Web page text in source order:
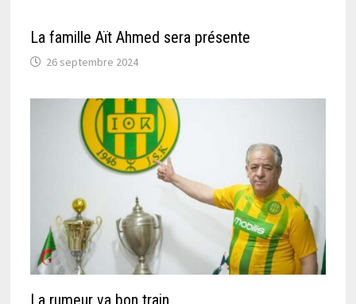
La famille Aït Ahmed sera présente
26 septembre 2024
La rumeur va bon train